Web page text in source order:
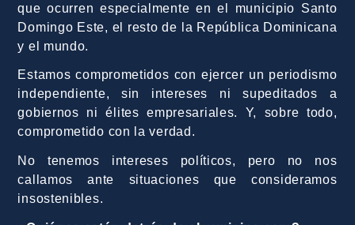
que ocurren especialmente en el municipio Santo
Domingo Este, el resto de la República Dominicana
y el mundo.
Estamos comprometidos con ejercer un periodismo
independiente, sin intereses ni supeditados a
gobiernos ni élites empresariales. Y, sobre todo,
comprometido con la verdad.
No tenemos intereses políticos, pero no nos
callamos ante situaciones que consideramos
insostenibles.